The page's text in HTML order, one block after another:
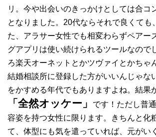
リ。今や出会いのきっかけとしては合コ
となりました。 20代ならそれで良くても、
た、アラサー女性でも相変わらずペアー
グアプリは使い続けられるツールなので
ろ楽天オーネットとかツヴァイとかちゃ
結婚相談所に登録した方がいいんじゃな
をかすめる年代でもありますよね。結果
「全然オッケー」
です！ただし普
容姿を持つ女性に限ります。きちんと化
て、体型にも気を遣っていれば、元がい